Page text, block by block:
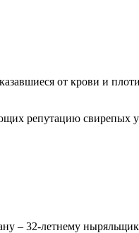
от крови и
репутацию
– 32-летнему